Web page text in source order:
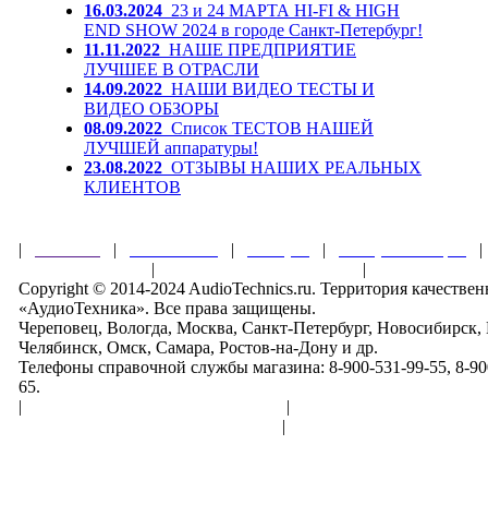
16.03.2024 23 и 24 МАРТА HI-FI & HIGH
END SHOW 2024 в городе Санкт-Петербург!
11.11.2022 НАШЕ ПРЕДПРИЯТИЕ
ЛУЧШЕЕ В ОТРАСЛИ
14.09.2022 НАШИ ВИДЕО ТЕСТЫ И
ВИДЕО ОБЗОРЫ
08.09.2022 Список ТЕСТОВ НАШЕЙ
ЛУЧШЕЙ аппаратуры!
23.08.2022 ОТЗЫВЫ НАШИХ РЕАЛЬНЫХ
КЛИЕНТОВ
| | | |
|
|
Copyright © 2014-2024 AudioTechnics.ru. Территория
«АудиоТехника». Все права защищены.
Череповец, Вологда, Москва, Санкт-Петербург,
Челябинск, Омск, Самара, Ростов-на-Дону и др.
Телефоны справочной службы магазина: 8-900-531-99-55, 8-
65.
|
|
|